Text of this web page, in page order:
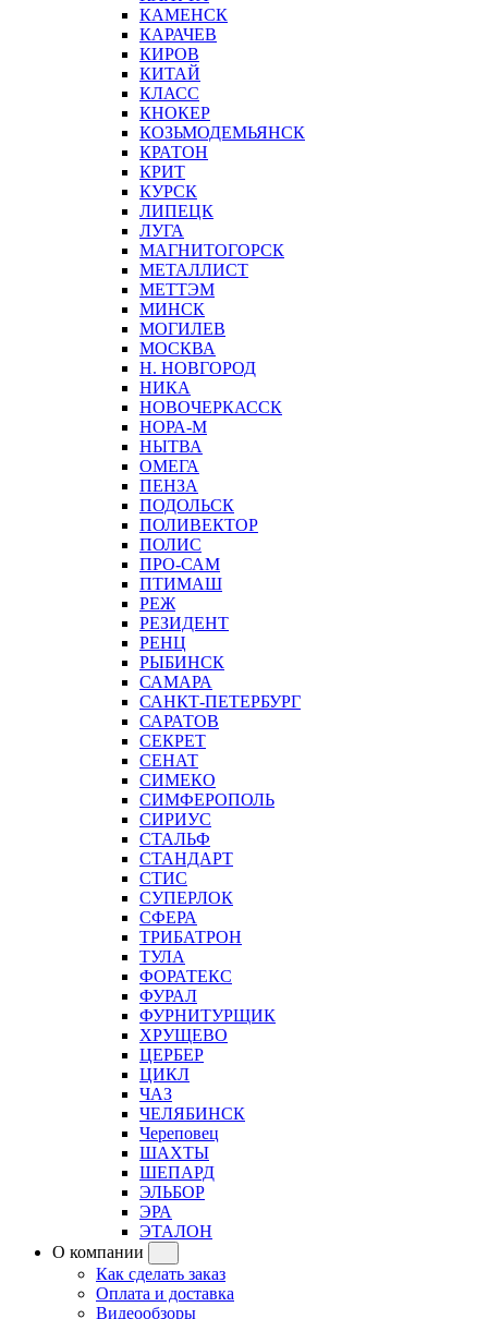
КАМЕНСК
КАРАЧЕВ
КИРОВ
КИТАЙ
КЛАСС
КНОКЕР
КОЗЬМОДЕМЬЯНСК
КРАТОН
КРИТ
КУРСК
ЛИПЕЦК
ЛУГА
МАГНИТОГОРСК
МЕТАЛЛИСТ
МЕТТЭМ
МИНСК
МОГИЛЕВ
МОСКВА
Н. НОВГОРОД
НИКА
НОВОЧЕРКАССК
НОРА-М
НЫТВА
ОМЕГА
ПЕНЗА
ПОДОЛЬСК
ПОЛИВЕКТОР
ПОЛИС
ПРО-САМ
ПТИМАШ
РЕЖ
РЕЗИДЕНТ
РЕНЦ
РЫБИНСК
САМАРА
САНКТ-ПЕТЕРБУРГ
САРАТОВ
СЕКРЕТ
СЕНАТ
СИМЕКО
СИМФЕРОПОЛЬ
СИРИУС
СТАЛЬФ
СТАНДАРТ
СТИС
СУПЕРЛОК
СФЕРА
ТРИБАТРОН
ТУЛА
ФОРАТЕКС
ФУРАЛ
ФУРНИТУРЩИК
ХРУЩЕВО
ЦЕРБЕР
ЦИКЛ
ЧАЗ
ЧЕЛЯБИНСК
Череповец
ШАХТЫ
ШЕПАРД
ЭЛЬБОР
ЭРА
ЭТАЛОН
О компании
Как сделать заказ
Оплата и доставка
Видеообзоры